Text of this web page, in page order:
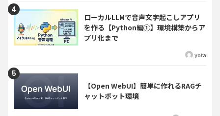
ローカルLLMで音声文字起こしアプリ
を作る【Python編①】環境構築からア
プリ化まで
yota
【Open WebUI】簡単に作れるRAGチ
ャットボット環境